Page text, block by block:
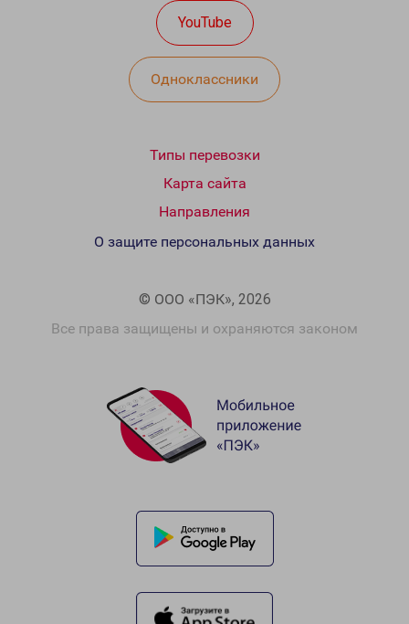
YouTube
Одноклассники
Типы перевозки
Карта сайта
Направления
© ООО «ПЭК», 2026
Все права защищены и охраняются законом
О защите персональных данных